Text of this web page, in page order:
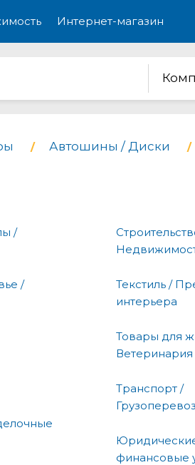
Интернет-магазин
Автошины / Диски
/
/
Текстиль /
интерьера
Товары для
Ветеринария
Транспорт /
финансовые